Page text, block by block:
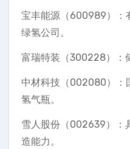
宝丰能源（600989）：
绿氢公司。
富瑞特装（300228）：
中材科技（002080）：
氢气瓶。
雪人股份（002639）：
造能力。